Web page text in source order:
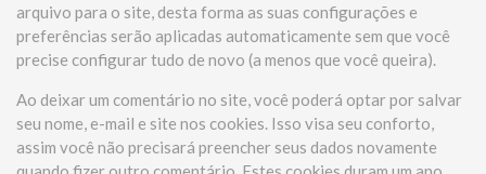
arquivo para o site, desta forma as suas configurações e
preferências serão aplicadas automaticamente sem que você
precise configurar tudo de novo (a menos que você queira).
Ao deixar um comentário no site, você poderá optar por salvar
seu nome, e-mail e site nos cookies. Isso visa seu conforto,
assim você não precisará preencher seus dados novamente